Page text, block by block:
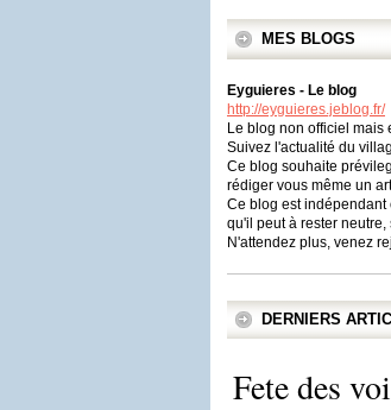
MES BLOGS
Eyguieres - Le blog
http://eyguieres.jeblog.fr/
Le blog non officiel mais
Suivez l'actualité du
Ce blog souhaite
rédiger vous même un
Ce blog est indépendant
qu'il peut à rester
N'attendez plus, venez
DERNIERS
Fete des